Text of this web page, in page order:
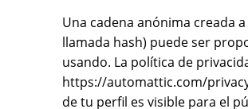
Una cadena anónima creada
llamada hash) puede ser
usando. La política de
https://automattic.com/
de tu perfil es visible para el